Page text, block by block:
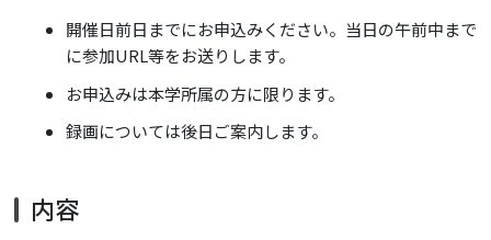
開催日前日までにお申込みください。当日の午前中まで
に参加URL等をお送りします。
お申込みは本学所属の方に限ります。
録画については後日ご案内します。
内容